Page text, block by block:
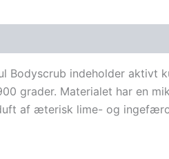
Bodyscrub indeholder aktivt
grader. Materialet har en
af æterisk lime- og